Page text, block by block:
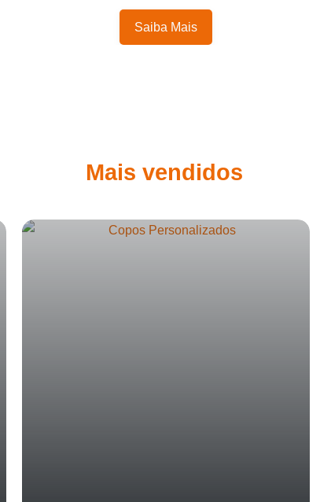
Saiba Mais
Mais vendidos